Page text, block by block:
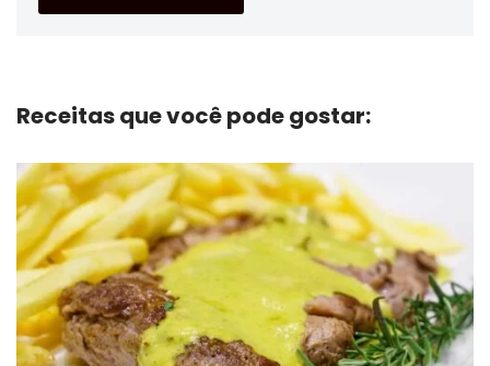
Receitas que você pode gostar: